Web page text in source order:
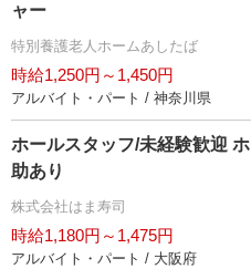
ャー
特別養護老人ホームあしたば
時給1,250円～1,450円
アルバイト・パート / 神奈川県
ホールスタッフ/未経験歓迎
助あり
株式会社はま寿司
時給1,180円～1,475円
アルバイト・パート / 大阪府